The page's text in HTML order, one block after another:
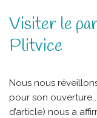
Visiter le
Plitvice
Nous nous
pour son
d’article) nous a